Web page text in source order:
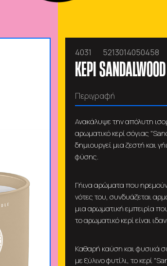
4031 5213014050458
ΚΕΡΙ
Περιγραφή
Ανακάλυψε την απόλυτη
αρωματικό κερί σόγιας
δημιουργεί μια ζεστή και
φύσης.
Γήινα αρώματα που ηρεμούν
νότες του, συνδυάζεται
μια αρωματική εμπειρία
το αρωματικό κερί είναι
Καθαρή καύση και φυσικά
με ξύλινο φυτίλι, το κερί